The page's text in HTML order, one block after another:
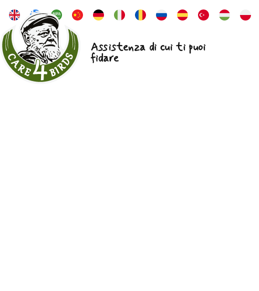
Assistenza di cui ti puoi
fidare